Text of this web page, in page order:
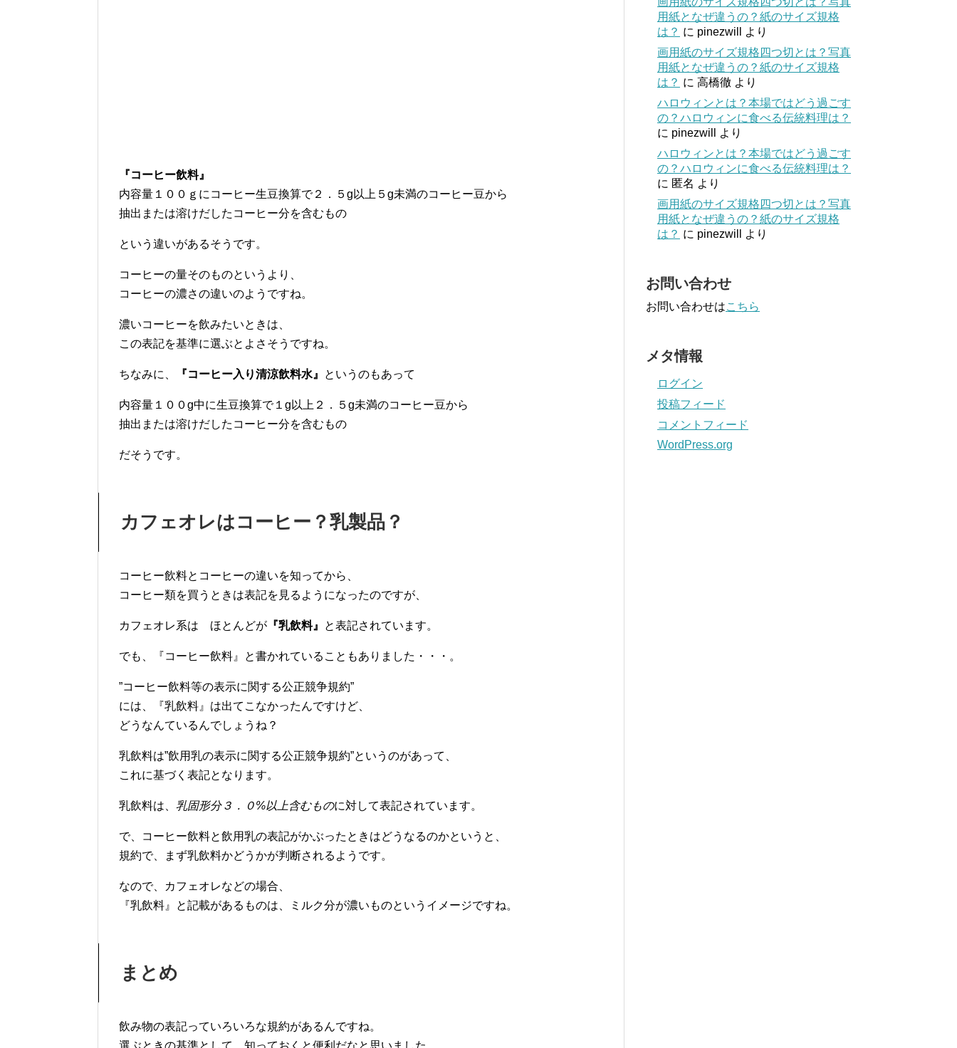
『コーヒー飲料』
内容量１００ｇにコーヒー生豆換算で２．５g以上５g未満のコーヒー豆から
抽出または溶けだしたコーヒー分を含むもの
という違いがあるそうです。
コーヒーの量そのものというより、
コーヒーの濃さの違いのようですね。
濃いコーヒーを飲みたいときは、
この表記を基準に選ぶとよさそうですね。
ちなみに、 『コーヒー入り清涼飲料水』 というのもあって
内容量１００g中に生豆換算で１g以上２．５g未満のコーヒー豆から
抽出または溶けだしたコーヒー分を含むもの
だそうです。
カフェオレはコーヒー？乳製品？
コーヒー飲料とコーヒーの違いを知ってから、
コーヒー類を買うときは表記を見るようになったのですが、
カフェオレ系は ほとんどが 『乳飲料』 と表記されています。
でも、『コーヒー飲料』と書かれていることもありました・・・。
”コーヒー飲料等の表示に関する公正競争規約”
には、『乳飲料』は出てこなかったんですけど、
どうなんているんでしょうね？
乳飲料は”飲用乳の表示に関する公正競争規約”というのがあって、
これに基づく表記となります。
乳飲料は、 乳固形分３．０%以上含むものに対して表記されています。
で、コーヒー飲料と飲用乳の表記がかぶったときはどうなるのかというと、
規約で、まず乳飲料かどうかが判断されるようです。
なので、カフェオレなどの場合、
『乳飲料』と記載があるものは、ミルク分が濃いものというイメージですね。
まとめ
飲み物の表記っていろいろな規約があるんですね。
用紙となぜ違うの？紙のサイズ規格
は？ に pinezwill
より
画用紙のサイズ規格四つ切とは？写真
用紙となぜ違うの？紙のサイズ規格
は？ に 高橋徹 より
ハロウィンとは？本場ではどう過ごす
の？ハロウィンに食べる伝統料理は？
に pinezwill
より
ハロウィンとは？本場ではどう過ごす
の？ハロウィンに食べる伝統料理は？
に 匿名 より
画用紙のサイズ規格四つ切とは？写真
用紙となぜ違うの？紙のサイズ規格
は？ に pinezwill より
お問い合わせ
お問い合わせはこちら
メタ情報
ログイン
投稿フィード
コメントフィード
WordPress.org